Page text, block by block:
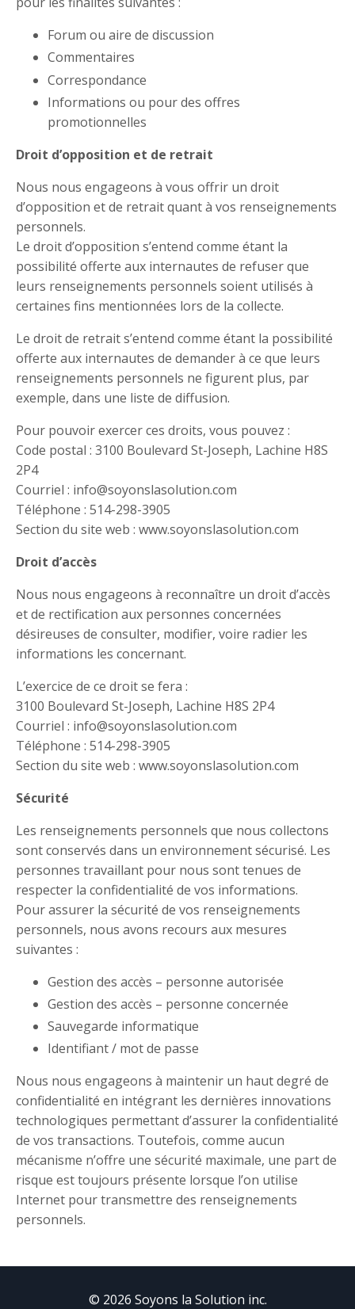
Forum ou aire de discussion
Commentaires
Correspondance
Informations ou pour des offres
promotionnelles
Droit d’opposition et de retrait
Nous nous engageons à vous offrir un droit
d’opposition et de retrait quant à vos renseignements
personnels.
Le droit d’opposition s’entend comme étant la
possibilité offerte aux internautes de refuser que
leurs renseignements personnels soient utilisés à
certaines fins mentionnées lors de la collecte.
Le droit de retrait s’entend comme étant la possibilité
offerte aux internautes de demander à ce que leurs
renseignements personnels ne figurent plus, par
exemple, dans une liste de diffusion.
Pour pouvoir exercer ces droits, vous pouvez :
Code postal : 3100 Boulevard St-Joseph, Lachine H8S
2P4
Courriel : info@soyonslasolution.com
Téléphone : 514-298-3905
Section du site web : www.soyonslasolution.com
Droit d’accès
Nous nous engageons à reconnaître un droit d’accès
et de rectification aux personnes concernées
désireuses de consulter, modifier, voire radier les
informations les concernant.
L’exercice de ce droit se fera :
3100 Boulevard St-Joseph, Lachine H8S 2P4
Courriel : info@soyonslasolution.com
Téléphone : 514-298-3905
Section du site web : www.soyonslasolution.com
Sécurité
Les renseignements personnels que nous collectons
sont conservés dans un environnement sécurisé. Les
personnes travaillant pour nous sont tenues de
respecter la confidentialité de vos informations.
Pour assurer la sécurité de vos renseignements
personnels, nous avons recours aux mesures
suivantes :
Gestion des accès – personne autorisée
Gestion des accès – personne concernée
Sauvegarde informatique
Identifiant / mot de passe
Nous nous engageons à maintenir un haut degré de
confidentialité en intégrant les dernières innovations
technologiques permettant d’assurer la confidentialité
de vos transactions. Toutefois, comme aucun
mécanisme n’offre une sécurité maximale, une part de
risque est toujours présente lorsque l’on utilise
Internet pour transmettre des renseignements
personnels.
© 2026 Soyons la Solution inc.